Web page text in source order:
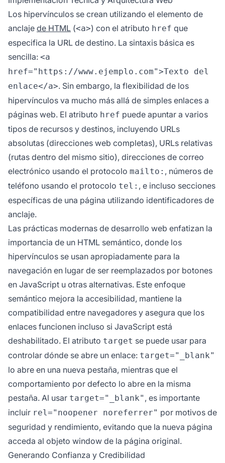
Los hipervínculos se crean utilizando el elemento de
anclaje de HTML (<a>) con el atributo href que
especifica la URL de destino. La sintaxis básica es
sencilla: <a
href="https://www.ejemplo.com">Texto del
enlace</a>. Sin embargo, la flexibilidad de los
hipervínculos va mucho más allá de simples enlaces a
páginas web. El atributo href puede apuntar a varios
tipos de recursos y destinos, incluyendo URLs
absolutas (direcciones web completas), URLs relativas
(rutas dentro del mismo sitio), direcciones de correo
electrónico usando el protocolo mailto: , números de
teléfono usando el protocolo tel: , e incluso secciones
específicas de una página utilizando identificadores de
anclaje.
Las prácticas modernas de desarrollo web enfatizan la
importancia de un HTML semántico, donde los
hipervínculos se usan apropiadamente para la
navegación en lugar de ser reemplazados por botones
en JavaScript u otras alternativas. Este enfoque
semántico mejora la accesibilidad, mantiene la
compatibilidad entre navegadores y asegura que los
enlaces funcionen incluso si JavaScript está
deshabilitado. El atributo target se puede usar para
controlar dónde se abre un enlace: target="_blank"
lo abre en una nueva pestaña, mientras que el
comportamiento por defecto lo abre en la misma
pestaña. Al usar target="_blank" , es importante
incluir rel="noopener noreferrer" por motivos de
seguridad y rendimiento, evitando que la nueva página
acceda al objeto window de la página original.
Generando Confianza y Credibilidad